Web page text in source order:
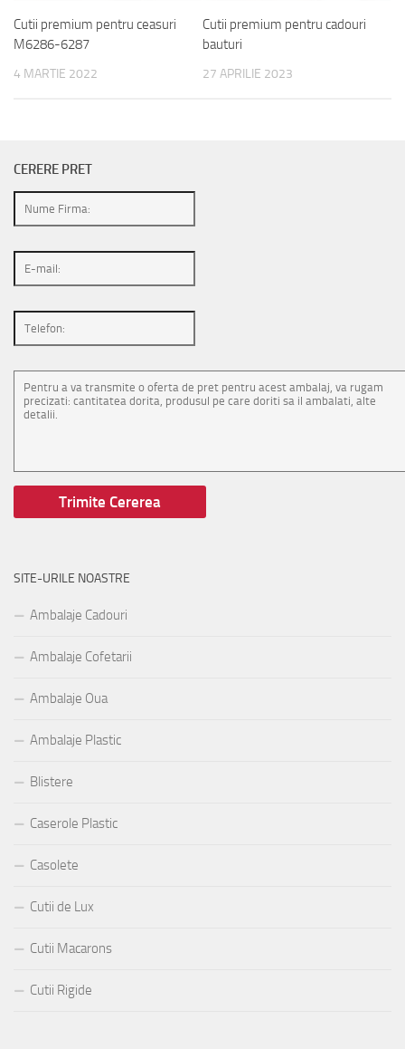
Cutii premium pentru ceasuri
M6286-6287
4 MARTIE 2022
Cutii premium pentru cadouri
bauturi
27 APRILIE 2023
CERERE PRET
SITE-URILE NOASTRE
Ambalaje Cadouri
Ambalaje Cofetarii
Ambalaje Oua
Ambalaje Plastic
Blistere
Caserole Plastic
Casolete
Cutii de Lux
Cutii Macarons
Cutii Rigide